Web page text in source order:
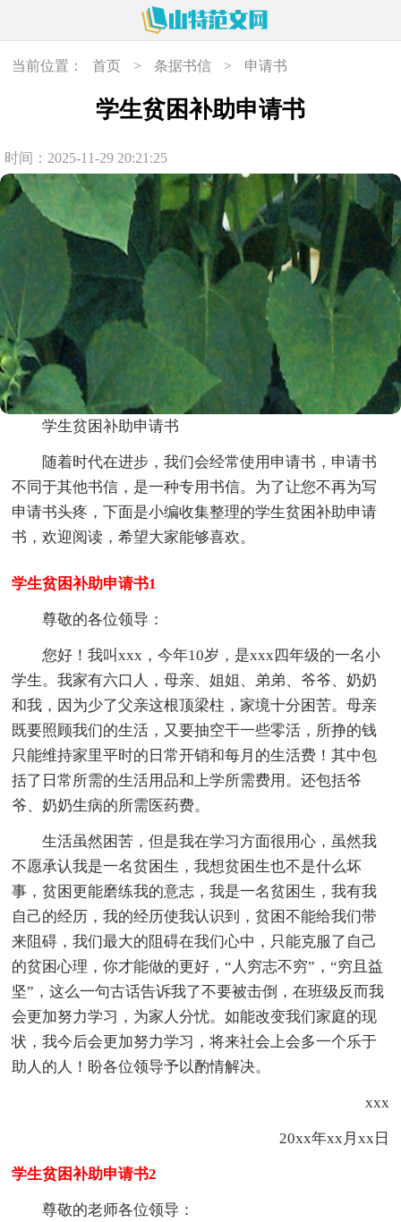
当前位置： 首页 > 条据书信 > 申请书
学生贫困补助申请书
时间：2025-11-29 20:21:25
学生贫困补助申请书
随着时代在进步，我们会经常使用申请书，申请书
不同于其他书信，是一种专用书信。为了让您不再为写
申请书头疼，下面是小编收集整理的学生贫困补助申请
书，欢迎阅读，希望大家能够喜欢。
学生贫困补助申请书1
尊敬的各位领导：
您好！我叫xxx，今年10岁，是xxx四年级的一名小
学生。我家有六口人，母亲、姐姐、弟弟、爷爷、奶奶
和我，因为少了父亲这根顶梁柱，家境十分困苦。母亲
既要照顾我们的生活，又要抽空干一些零活，所挣的钱
只能维持家里平时的日常开销和每月的生活费！其中包
括了日常所需的生活用品和上学所需费用。还包括爷
爷、奶奶生病的所需医药费。
生活虽然困苦，但是我在学习方面很用心，虽然我
不愿承认我是一名贫困生，我想贫困生也不是什么坏
事，贫困更能磨练我的意志，我是一名贫困生，我有我
自己的经历，我的经历使我认识到，贫困不能给我们带
来阻碍，我们最大的阻碍在我们心中，只能克服了自己
的贫困心理，你才能做的更好，“人穷志不穷”，“穷且益
坚”，这么一句古话告诉我了不要被击倒，在班级反而我
会更加努力学习，为家人分忧。如能改变我们家庭的现
状，我今后会更加努力学习，将来社会上会多一个乐于
助人的人！盼各位领导予以酌情解决。
xxx
20xx年xx月xx日
学生贫困补助申请书2
尊敬的老师各位领导：